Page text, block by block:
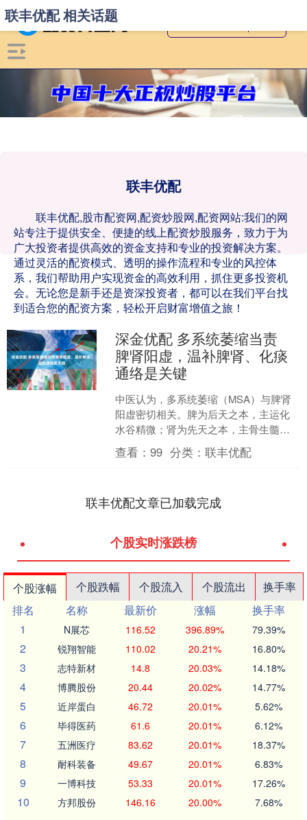
联丰优配
联丰优配,股市配资网,配资炒股网,配资网站:我们的网
站专注于提供安全、便捷的线上配资炒股服务，致力于为
广大投资者提供高效的资金支持和专业的投资解决方案。
通过灵活的配资模式、透明的操作流程和专业的风控体
系，我们帮助用户实现资金的高效利用，抓住更多投资机
会。无论您是新手还是资深投资者，都可以在我们平台找
到适合您的配资方案，轻松开启财富增值之旅！
联丰优配 相关话题
深金优配 多系统萎缩当责
脾肾阳虚，温补脾肾、化痰
通络是关键
中医认为，多系统萎缩（MSA）与脾肾
阳虚密切相关。脾为后天之本，主运化
水谷精微；肾为先天之本，主骨生髓通
于脑。脾肾阳虚则气血生化不足，髓海
失养，导致多系统功能逐....
查看：99 分类：联丰优配
联丰优配文章已加载完成
个股实时涨跌榜
个股涨幅 个股跌幅 个股流入 个股流出
换手率
排名
名称 最新价 涨幅
换手率
1
N展芯 116.52 396.89% 79.39%
2 锐翔智能 110.02 20.21% 16.80%
3 志特新材 14.8 20.03% 14.18%
4 博腾股份 20.44 20.02% 14.77%
5 近岸蛋白 46.72 20.01% 5.62%
6 毕得医药 61.6 20.01% 6.12%
7 五洲医疗 83.62 20.01% 18.37%
8 耐科装备 49.67 20.01% 6.83%
9 一博科技 53.33 20.01% 17.26%
10 方邦股份 146.16 20.00% 7.68%